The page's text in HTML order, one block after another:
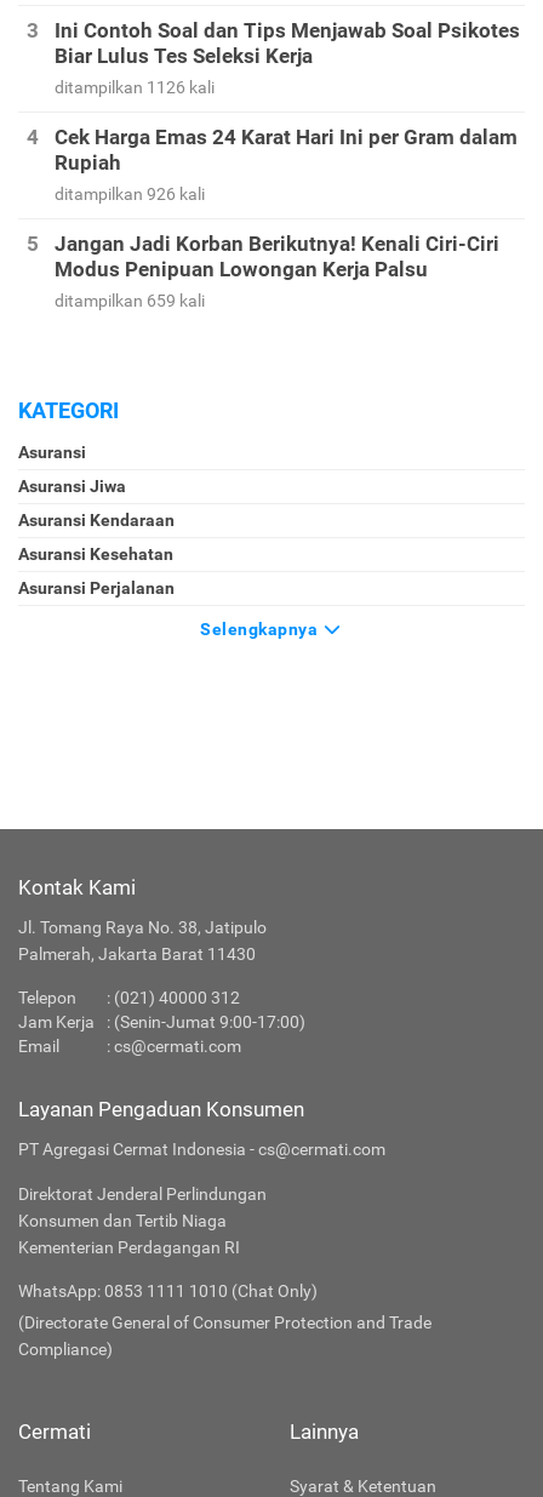
Ini Contoh Soal dan Tips Menjawab Soal Psikotes
Biar Lulus Tes Seleksi Kerja
ditampilkan 1126 kali
Cek Harga Emas 24 Karat Hari Ini per Gram dalam
Rupiah
ditampilkan 926 kali
Jangan Jadi Korban Berikutnya! Kenali Ciri-Ciri
Modus Penipuan Lowongan Kerja Palsu
ditampilkan 659 kali
KATEGORI
Asuransi
Asuransi Jiwa
Asuransi Kendaraan
Asuransi Kesehatan
Asuransi Perjalanan
Selengkapnya
Kontak Kami
Jl. Tomang Raya No. 38, Jatipulo
Palmerah, Jakarta Barat 11430
Telepon : (021) 40000 312
Jam Kerja
: (Senin-Jumat 9:00-17:00)
Email
:cs@cermati.com
Layanan Pengaduan Konsumen
PT Agregasi Cermat Indonesia - cs@cermati.com
Direktorat Jenderal Perlindungan
Konsumen dan Tertib Niaga
Kementerian Perdagangan RI
WhatsApp: 0853 1111 1010 (Chat Only)
(Directorate General of Consumer Protection and Trade
Compliance)
Cermati
Tentang Kami
Lainnya
Syarat & Ketentuan